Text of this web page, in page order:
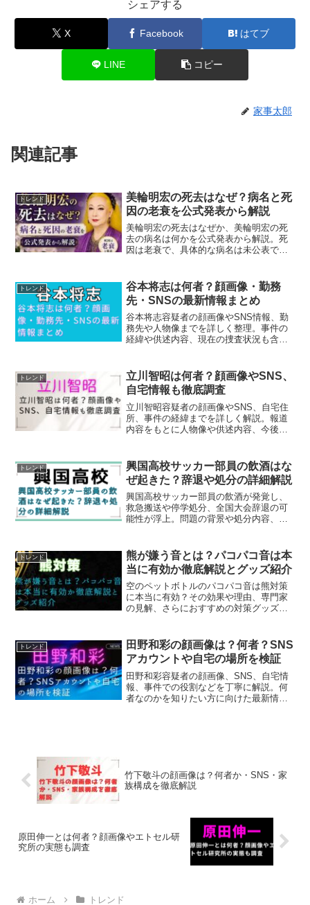
シェアする
X Facebook はてブ
LINE コピー
家事太郎
関連記事
トレンド
美輪明宏の死去はなぜ？病名と死
因の老衰を公式発表から解説
美輪明宏の死去はなぜか、美輪明宏の死
去の病名は何かを公式発表から解説。死
因は老衰で、具体的な病名は未公表で
る前の体調、葬儀やお別れ会、最後の言
葉までわかりやすく整理します。
トレンド
谷本将志は何者？顔画像・勤務
先・SNSの最新情報まとめ
谷本将志容疑者の顔画像やSNS情報、勤
務先や人物像までを詳しく整理。事件の
経緯や供述内容、現在の捜査状況も含め
トレンド
立川智昭は何者？顔画像やSNS、
自宅情報も徹底調査
立川智昭容疑者の顔画像やSNS、自宅住
所、事件の経緯までを詳しく解説。報道
内容をもとに人物像や供述内容、今後の
トレンド
興国高校サッカー部員の飲酒はな
ぜ起きた？辞退や処分の詳細解説
興国高校サッカー部員の飲酒が発覚し、
救急搬送や停学処分、全国大会辞退の可
能性が浮上。問題の背景や処分内容、今
トレンド
熊が嫌う音とは？パコパコ音は本
当に有効か徹底解説とグッズ紹介
空のペットボトルのパコパコ音は熊対策
に本当に有効？その効果や理由、専門家
の見解、さらにおすすめの対策グッズや
トレンド
田野和彩の顔画像は？何者？SNS
アカウントや自宅の場所を検証
田野和彩容疑者の顔画像、SNS、自宅情
報、事件での役割などを丁寧に解説。何
者なのかを知りたい方に向けた最新情報
竹下敬斗の顔画像は？何者か・SNS・家
族構成を徹底解説
原田伸一とは何者？顔画像やエトセル研
究所の実態も調査
ホーム トレンド